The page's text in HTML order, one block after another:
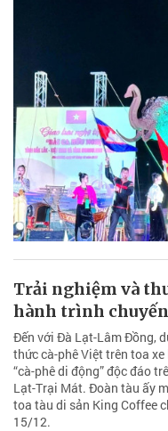
Trải nghiệm và
hành trình chuyến
Đến với Đà Lạt-Lâm Đồng,
thức cà-phê Việt trên toa
“cà-phê di động” độc đáo
Lạt-Trại Mát. Đoàn tàu ấy
toa tàu di sản King Coffee
15/12.